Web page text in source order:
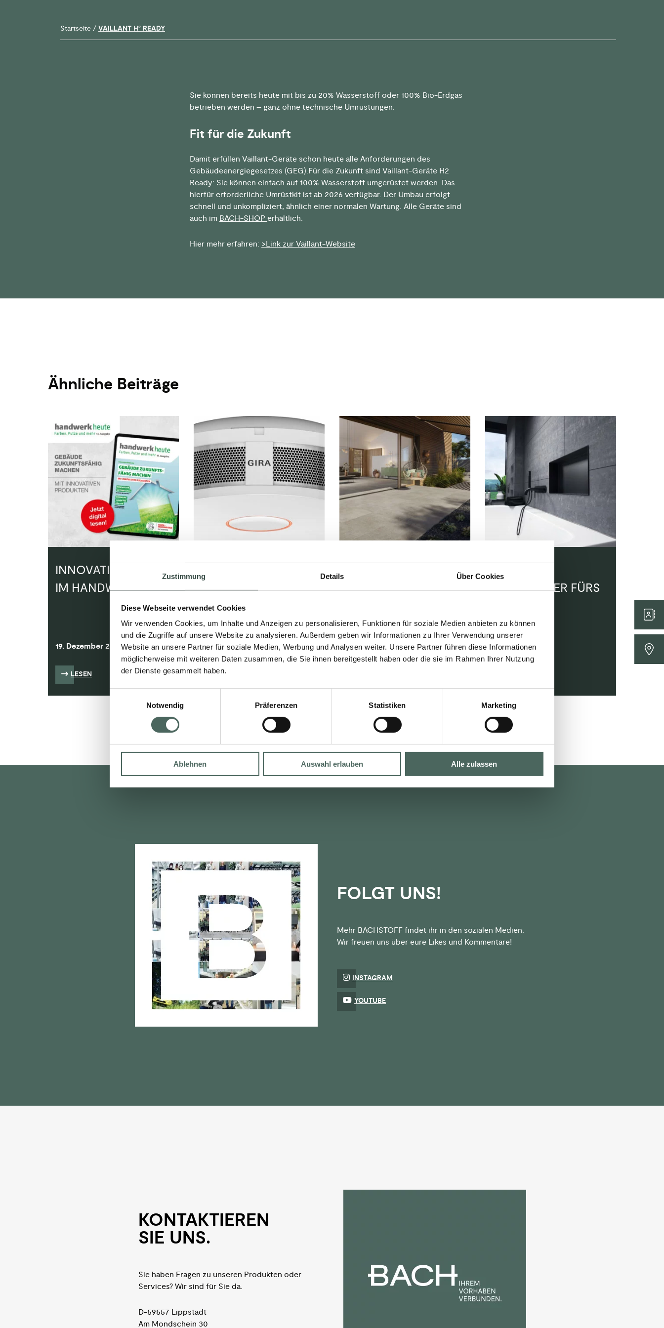
Zustimmung Details Über Cookies
Diese Webseite verwendet Cookies
Wir verwenden Cookies, um Inhalte und Anzeigen zu personalisieren, Funktionen für soziale Medien anbieten zu können
und die Zugriffe auf unsere Website zu analysieren. Außerdem geben wir Informationen zu Ihrer Verwendung unserer
Website an unsere Partner für soziale Medien, Werbung und Analysen weiter. Unsere Partner führen diese Informationen
möglicherweise mit weiteren Daten zusammen, die Sie ihnen bereitgestellt haben oder die sie im Rahmen Ihrer Nutzung
der Dienste gesammelt haben.
Notwendig
Präferenzen Statistiken Marketing
Ablehnen Auswahl erlauben Alle zulassen
Startseite / VAILLANT H² READY
Sie können bereits heute mit bis zu 20% Wasserstoff oder 100% Bio-Erdgas
betrieben werden – ganz ohne technische Umrüstungen.
Fit für die Zukunft
Damit erfüllen Vaillant-Geräte schon heute alle Anforderungen des
Gebäudeenergiegesetzes (GEG).Für die Zukunft sind Vaillant-Geräte H2
Ready: Sie können einfach auf 100% Wasserstoff umgerüstet werden. Das
hierfür erforderliche Umrüstkit ist ab 2026 verfügbar. Der Umbau erfolgt
schnell und unkompliziert, ähnlich einer normalen Wartung. Alle Geräte sind
auch im BACH-SHOP erhältlich.
Hier mehr erfahren: >Link zur Vaillant-Website
Ähnliche Beiträge
INNOVATIVE IDEEN
IM HANDWERK
19. Dezember 2024
LESEN
VON GIRA. SICHER
WOHNEN.
27. Januar 2026
LESEN
IHREN GARTEN –
EINFACH
25. Juli 2024
ECHTER
EYECATCHER FÜRS
24. Juli 2024
FOLGT UNS!
Mehr BACHSTOFF findet ihr in den sozialen Medien.
Wir freuen uns über eure Likes und Kommentare!
INSTAGRAM
YOUTUBE
KON­TAKTIEREN
SIE UNS.
Sie haben Fragen zu unseren Produkten oder
Services? Wir sind für Sie da.
D-59557 Lippstadt
Am Mondschein 30